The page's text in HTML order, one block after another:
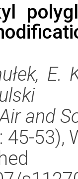
E.
and
45-53),